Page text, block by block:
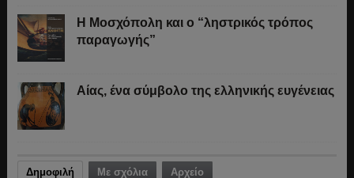
Η Μοσχόπολη και ο “ληστρικός τρόπος
παραγωγής”
Αίας, ένα σύμβολο της ελληνικής ευγένειας
Δημοφιλή Με σχόλια Αρχείο